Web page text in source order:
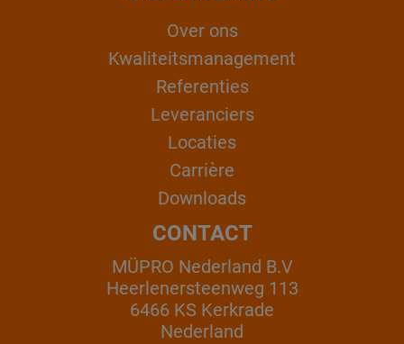
Over ons
Kwaliteitsmanagement
Referenties
Leveranciers
Locaties
Carrière
Downloads
CONTACT
MÜPRO Nederland B.V
Heerlenersteenweg 113
6466 KS Kerkrade
Nederland